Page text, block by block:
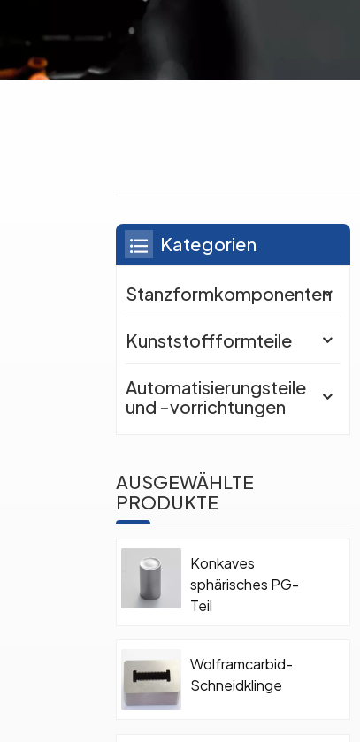
Kategorien
Stanzformkomponenten
Kunststoffformteile
Automatisierungsteile
und -vorrichtungen
AUSGEWÄHLTE
PRODUKTE
Konkaves
sphärisches PG-
Teil
Wolframcarbid-
Schneidklinge